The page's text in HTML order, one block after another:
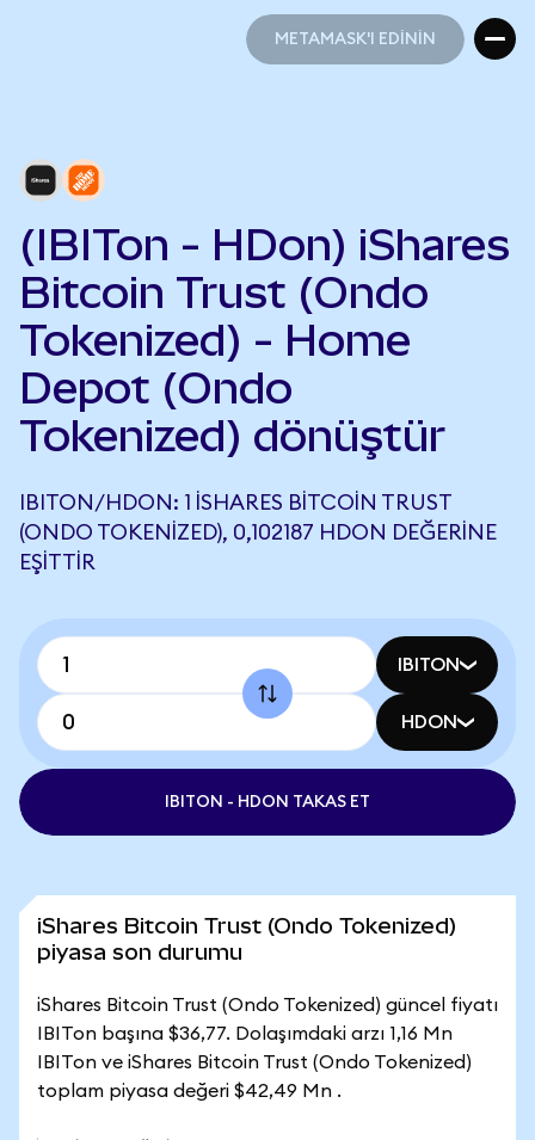
METAMASK'I EDİNİN
(IBITon - HDon) iShares
Bitcoin Trust (Ondo
Tokenized) - Home
Depot (Ondo
Tokenized) dönüştür
IBITON/HDON: 1 ISHARES BITCOIN TRUST
(ONDO TOKENIZED), 0,102187 HDON DEĞERINE
EŞITTIR
IBITON
HDON
IBITON - HDON TAKAS ET
iShares Bitcoin Trust (Ondo Tokenized)
piyasa son durumu
iShares Bitcoin Trust (Ondo Tokenized) güncel fiyatı
IBITon başına $36,77. Dolaşımdaki arzı 1,16 Mn
IBITon ve iShares Bitcoin Trust (Ondo Tokenized)
toplam piyasa değeri $42,49 Mn .